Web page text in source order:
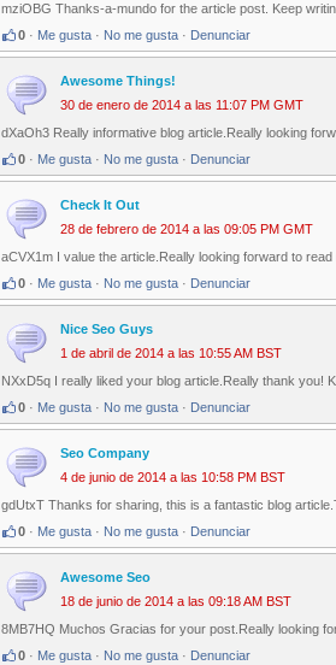
mziOBG Thanks-a-mundo for the article post. Keep
0 · Me gusta · No me gusta · Denunciar
Awesome Things!
30 de enero de 2014 a las 11:07 PM GMT
dXaOh3 Really informative blog article.Really looking
0 · Me gusta · No me gusta · Denunciar
Check It Out
28 de febrero de 2014 a las 09:05 PM GMT
aCVX1m I value the article.Really looking forward to read
0 · Me gusta · No me gusta · Denunciar
Nice Seo Guys
1 de abril de 2014 a las 10:55 AM BST
NXxD5q I really liked your blog article.Really thank you!
0 · Me gusta · No me gusta · Denunciar
Seo Company
4 de junio de 2014 a las 10:58 PM BST
gdUtxT Thanks for sharing, this is a fantastic blog
0 · Me gusta · No me gusta · Denunciar
Awesome Seo
18 de junio de 2014 a las 09:18 AM BST
8MB7HQ Muchos Gracias for your post.Really looking
0 · Me gusta · No me gusta · Denunciar